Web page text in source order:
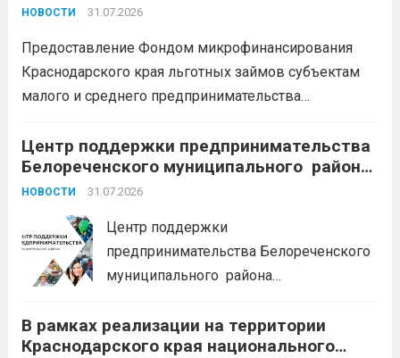
единовременно;
каникулы;
сохранение места...
дальше
НОВОСТИ 31.07.2026
Предоставление Фондом микрофинансирования
Краснодарского края льготных займов субъектам
малого и среднего предпринимательства
5 млн. рублей Срок от 7 мес. до 36 мес. Процентная
ставка 0,1- 8,15 % годовых Возможно установление
льготного периода...
Центр поддержки предпринимательства
Белореченского муниципального района
Краснодарского края приглашает на
НОВОСТИ 31.07.2026
Центр поддержки
предпринимательства Белореченского
муниципального района
БЕСПЛАТНЫЕ КОНСУЛЬТАЦИИ
Бухгалтерский учет и заполнение
В рамках реализации на территории
Краснодарского края национального